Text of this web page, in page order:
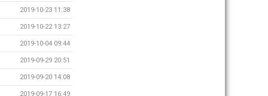
2019-10-23 11:38
2019-10-22 13:27
2019-10-04 09:44
2019-09-29 20:51
2019-09-20 14:08
2019-09-17 16:49